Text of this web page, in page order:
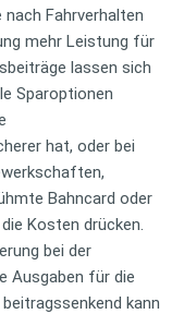
Fahrverhalten
mehr Leistung für
lassen sich
Sparoptionen
hat, oder bei
Bahncard oder
Kosten drücken.
bei der
Ausgaben für die
kann